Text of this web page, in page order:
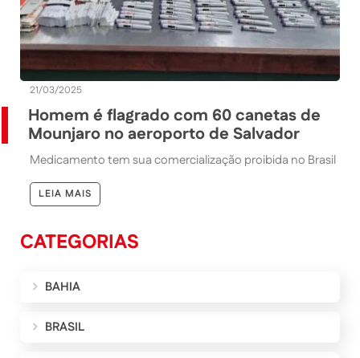
21/03/2025
Homem é flagrado com 60 canetas de
Mounjaro no aeroporto de Salvador
Medicamento tem sua comercialização proibida no Brasil
LEIA MAIS
CATEGORIAS
BAHIA
BRASIL